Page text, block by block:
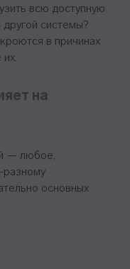
всю доступную
другой системы?
в причинах
на
— любое,
разному
основных